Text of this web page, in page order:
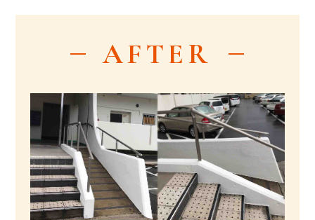
AFTER